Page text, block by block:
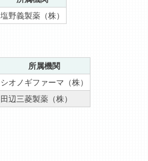
塩野義製薬（株）
所属機関
シオノギファーマ（株）
田辺三菱製薬（株）